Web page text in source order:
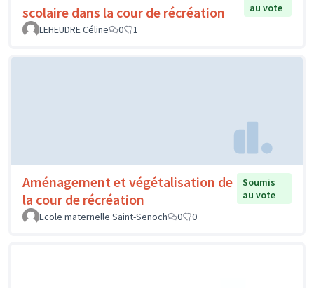
scolaire dans la cour de récréation
au vote
LEHEUDRE Céline
0 1
Aménagement et végétalisation de
la cour de récréation
Soumis
au vote
Ecole maternelle Saint-Senoch
0 0